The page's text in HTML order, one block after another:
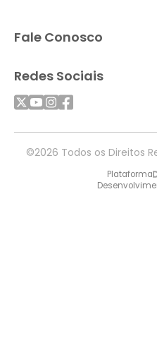
Fale Conosco
Redes Sociais
©2026 Todos os Direitos
Plataforma